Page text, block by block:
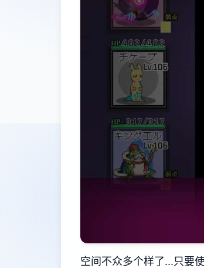
空间不众多个样了...只要